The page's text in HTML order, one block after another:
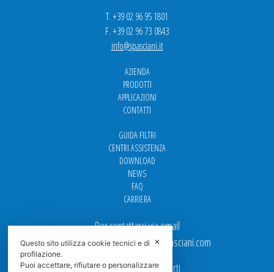
T. +39 02 96 95 1801
F. +39 02 96 73 0843
info@spasciani.it
AZIENDA
PRODOTTI
APPLICAZIONI
CONTATTI
GUIDA FILTRI
CENTRI ASSISTENZA
DOWNLOAD
NEWS
FAQ
CARRIERA
Per contattarci via email
Ufficio Vendite: italy.sales@spasciani.com
I nostri uffici sono aperti
✕
Questo sito utilizza cookie tecnici e di
profilazione.
Puoi accettare, rifiutare o personalizzare